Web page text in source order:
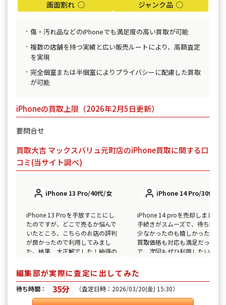
画面割れ ◯ ジャンク品 ◯
傷・汚れ品などのiPhoneでも満足度の高い買取が可能
複数の店舗を持つ実績と広い販売ルートにより、高額査定
を実現
完全個室または半個室によりプライバシーに配慮した買取
が可能
iPhoneの買取上限（2026年2月5日更新）
要問合せ
買取大吉 マックスバリュ元町店のiPhone買取に関する口
コミ(当サイト調べ)
iPhone 13 Pro/40代/女
iPhone 13 Proを手放すことにし
たのですが、どこで売るか悩んで
いたところ、こちらのお店の評判
が良かったので利用してみまし
た。結果、大正解でした！納得の
iPhone 14 Pro/30代/男
iPhone 14 proを売却しました。
手続きがスムーズで、待ち時間
少なかったのも嬉しかったです
買取価格も対応も満足だったの
で、次回もぜひ利用したいと思
編集部が実際に査定に出してみた
待ち時間： 35分 （査定日時：2026/03/20(金) 15:30）